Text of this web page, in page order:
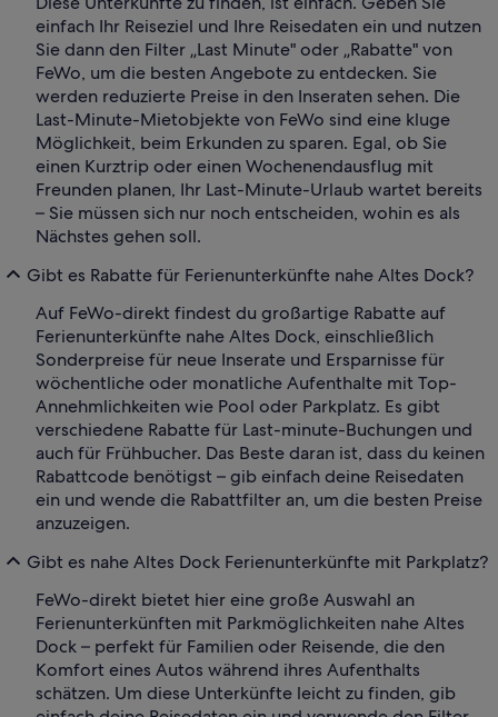
einfach Ihr Reiseziel und Ihre Reisedaten ein und nutzen
Sie dann den Filter „Last Minute" oder „Rabatte" von
FeWo, um die besten Angebote zu entdecken. Sie
werden reduzierte Preise in den Inseraten sehen. Die
Last-Minute-Mietobjekte von FeWo sind eine kluge
Möglichkeit, beim Erkunden zu sparen. Egal, ob Sie
einen Kurztrip oder einen Wochenendausflug mit
Freunden planen, Ihr Last-Minute-Urlaub wartet bereits
– Sie müssen sich nur noch entscheiden, wohin es als
Nächstes gehen soll.
Gibt es Rabatte für Ferienunterkünfte nahe Altes Dock?
Auf FeWo-direkt findest du großartige Rabatte auf
Ferienunterkünfte nahe Altes Dock, einschließlich
Sonderpreise für neue Inserate und Ersparnisse für
wöchentliche oder monatliche Aufenthalte mit Top-
Annehmlichkeiten wie Pool oder Parkplatz. Es gibt
verschiedene Rabatte für Last-minute-Buchungen und
auch für Frühbucher. Das Beste daran ist, dass du keinen
Rabattcode benötigst – gib einfach deine Reisedaten
ein und wende die Rabattfilter an, um die besten Preise
anzuzeigen.
Gibt es nahe Altes Dock Ferienunterkünfte mit Parkplatz?
FeWo-direkt bietet hier eine große Auswahl an
Ferienunterkünften mit Parkmöglichkeiten nahe Altes
Dock – perfekt für Familien oder Reisende, die den
Komfort eines Autos während ihres Aufenthalts
schätzen. Um diese Unterkünfte leicht zu finden, gib